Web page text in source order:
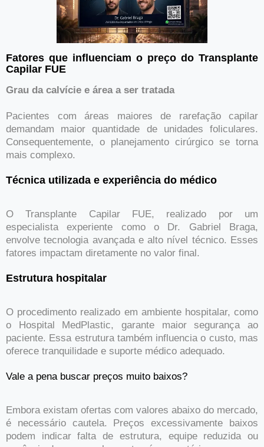
Fatores que influenciam o preço do Transplante
Capilar FUE
Grau da calvície e área a ser tratada
Pacientes com áreas maiores de rarefação capilar
demandam maior quantidade de unidades foliculares.
Consequentemente, o planejamento cirúrgico se torna
mais complexo.
Técnica utilizada e experiência do médico
O Transplante Capilar FUE, realizado por um
especialista experiente como o Dr. Gabriel Braga,
envolve tecnologia avançada e alto nível técnico. Esses
fatores impactam diretamente no valor final.
Estrutura hospitalar
O procedimento realizado em ambiente hospitalar, como
o Hospital MedPlastic, garante maior segurança ao
paciente. Essa estrutura também influencia o custo, mas
oferece tranquilidade e suporte médico adequado.
Vale a pena buscar preços muito baixos?
Embora existam ofertas com valores abaixo do mercado,
é necessário cautela. Preços excessivamente baixos
podem indicar falta de estrutura, equipe reduzida ou